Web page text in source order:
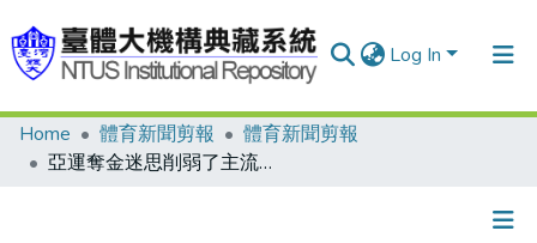
Log In
Communities & Collections
Home 體育新聞剪報
體育新聞剪報
亞運奪金迷思削弱了主流運動的企圖心 算算金牌總數 看看金牌內容/準備奧運金牌